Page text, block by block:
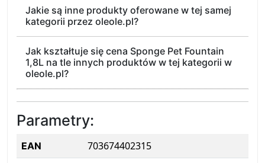
Jakie są inne produkty oferowane w tej samej
kategorii przez oleole.pl?
Jak kształtuje się cena Sponge Pet Fountain
1,8L na tle innych produktów w tej kategorii w
oleole.pl?
Parametry:
EAN 703674402315